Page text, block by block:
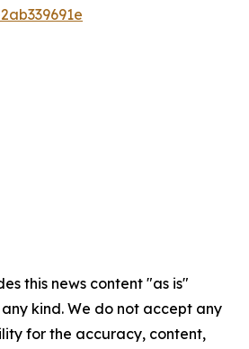
this news content "as is"
kind. We do not accept any
for the accuracy, content,